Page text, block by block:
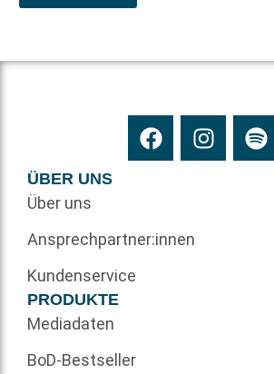
ÜBER UNS
Über uns
Ansprechpartner:innen
Kundenservice
PRODUKTE
Mediadaten
BoD-Bestseller